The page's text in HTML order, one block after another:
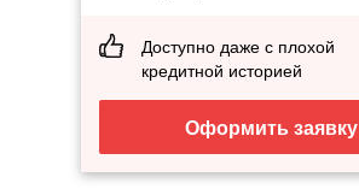
Доступно даже с плохой
кредитной историей
Оформить заявку